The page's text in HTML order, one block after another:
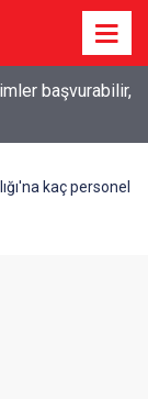
başvurabilir,
kaç personel